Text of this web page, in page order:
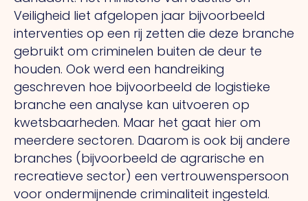
Veiligheid liet afgelopen jaar bijvoorbeeld
interventies op een rij zetten die deze branche
gebruikt om criminelen buiten de deur te
houden. Ook werd een handreiking
geschreven hoe bijvoorbeeld de logistieke
branche een analyse kan uitvoeren op
kwetsbaarheden. Maar het gaat hier om
meerdere sectoren. Daarom is ook bij andere
branches (bijvoorbeeld de agrarische en
recreatieve sector) een vertrouwenspersoon
voor ondermijnende criminaliteit ingesteld.